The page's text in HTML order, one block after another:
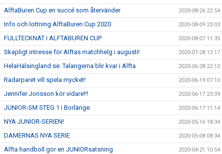
AlftaBuren Cup en succé som återvänder 2020-08-26 22:54
Info och lottning AlftaBuren Cup 2020 2020-08-09 23:03
FULLTECKNAT i ALFTABUREN CUP 2020-08-07 11:35
Skapligt intresse för Alftas matchhelg i augusti! 2020-07-28 13:17
HelaHälsingland.se: Talangerna blir kvar i Alfta 2020-06-28 22:10
Radarparet vill spela mycket! 2020-06-19 07:10
Jennifer Jonsson kör vidare!!! 2020-06-17 23:09
JUNIOR-SM STEG 1 i Borlänge 2020-06-17 11:14
NYA JUNIOR-SERIEN! 2020-05-16 18:34
DAMERNAS NYA SERIE 2020-05-08 08:34
Alfta handboll gör en JUNIORsatsning 2020-04-21 10:54